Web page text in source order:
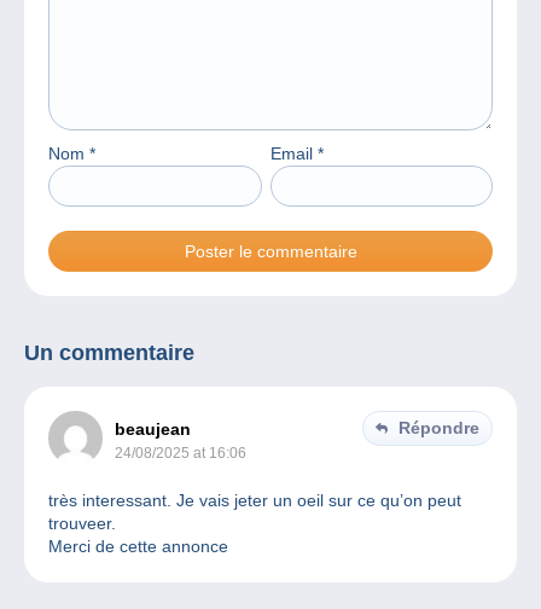
Nom * Email *
Un commentaire
beaujean
24/08/2025 at 16:06
Répondre
très interessant. Je vais jeter un oeil sur ce qu’on peut
trouveer.
Merci de cette annonce